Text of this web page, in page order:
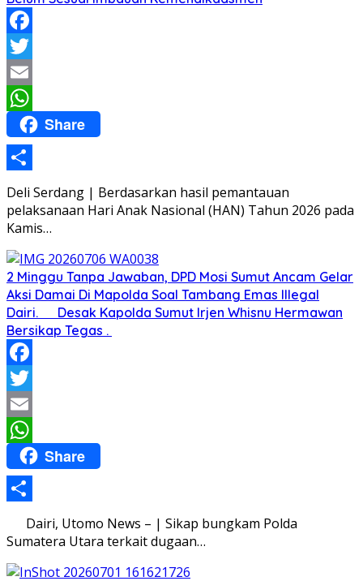
Facebook
Twitter
Email
WhatsApp
Share
Share
Deli Serdang | Berdasarkan hasil pemantauan
pelaksanaan Hari Anak Nasional (HAN) Tahun 2026 pada
Kamis…
2 Minggu Tanpa Jawaban, DPD Mosi Sumut Ancam Gelar
Aksi Damai Di Mapolda Soal Tambang Emas Illegal
Dairi. Desak Kapolda Sumut Irjen Whisnu Hermawan
Bersikap Tegas .
Facebook
Twitter
Email
WhatsApp
Share
Share
Dairi, Utomo News – | Sikap bungkam Polda
Sumatera Utara terkait dugaan…